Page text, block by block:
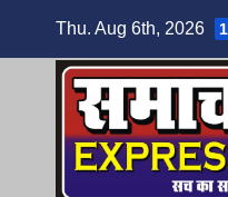
Thu. Aug 6th, 2026